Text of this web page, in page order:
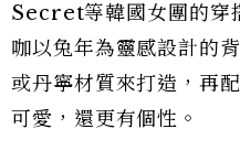
Secret等韓國女團的穿
咖以兔年為靈感設計的
或丹寧材質來打造，再
可愛，還更有個性。